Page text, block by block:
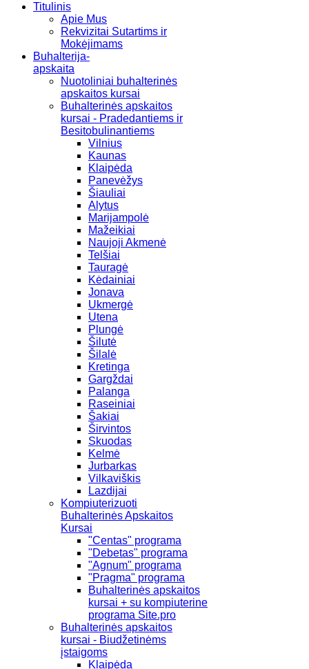
Titulinis
Apie Mus
Rekvizitai Sutartims ir
Mokėjimams
Buhalterija-
apskaita
Nuotoliniai buhalterinės
apskaitos kursai
Buhalterinės apskaitos
kursai - Pradedantiems ir
Besitobulinantiems
Vilnius
Kaunas
Klaipėda
Panevėžys
Šiauliai
Alytus
Marijampolė
Mažeikiai
Naujoji Akmenė
Telšiai
Tauragė
Kėdainiai
Jonava
Ukmergė
Utena
Plungė
Šilutė
Šilalė
Kretinga
Gargždai
Palanga
Raseiniai
Šakiai
Širvintos
Skuodas
Kelmė
Jurbarkas
Vilkaviškis
Lazdijai
Kompiuterizuoti
Buhalterinės Apskaitos
Kursai
"Centas" programa
"Debetas" programa
"Agnum" programa
"Pragma" programa
Buhalterinės apskaitos
kursai + su kompiuterine
programa Site.pro
Buhalterinės apskaitos
kursai - Biudžetinėms
įstaigoms
Klaipėda